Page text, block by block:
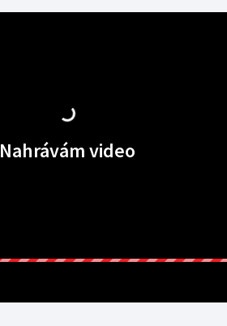
Nahrávám video